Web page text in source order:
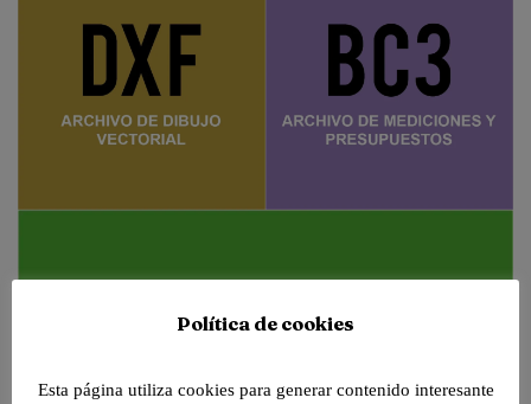
Política de cookies
Esta página utiliza cookies para generar contenido interesante